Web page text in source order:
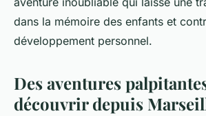
dans la mémoire des enfants et
développement personnel.
Des aventures
découvrir depuis